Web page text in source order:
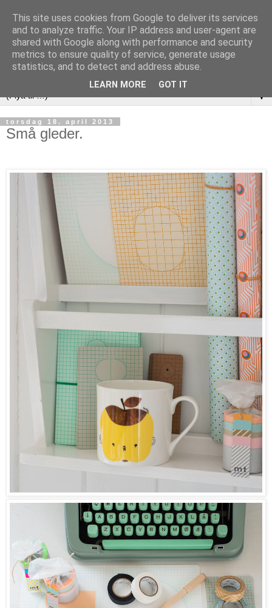
▼
torsdag 18. april 2013
Små gleder.
This site uses cookies from Google to deliver its services
and to analyze traffic. Your IP address and user-agent are
shared with Google along with performance and security
metrics to ensure quality of service, generate usage
statistics, and to detect and address abuse.
LEARN MORE GOT IT